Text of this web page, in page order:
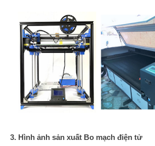
3. Hình ảnh sản xuất Bo mạch điện tử